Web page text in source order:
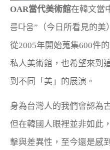
OAR當代美術館在韓文當
름다움”（今日所看見的
從2005年開始蒐集600件
私人美術館，也希望來到
到不同「美」的展演。
身為台灣人的我們會認為
但在韓國人眼裡並非如此
擊與差異性，至今還是感